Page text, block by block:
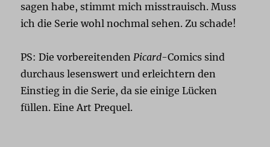
sagen habe, stimmt mich misstrauisch. Muss
ich die Serie wohl nochmal sehen. Zu schade!
PS: Die vorbereitendenPicard-Comics sind
durchaus lesenswert und erleichtern den
Einstieg in die Serie, da sie einige Lücken
füllen. Eine Art Prequel.